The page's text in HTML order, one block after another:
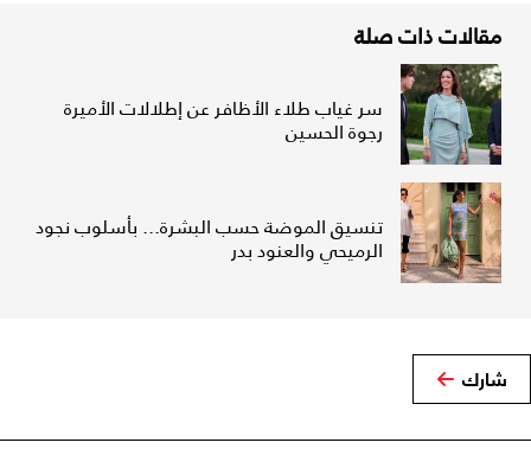
مقالات ذات صلة
سر غياب طلاء الأظافر عن إطلالات الأميرة
رجوة الحسين
تنسيق الموضة حسب البشرة... بأسلوب نجود
الرميحي والعنود بدر
شارك